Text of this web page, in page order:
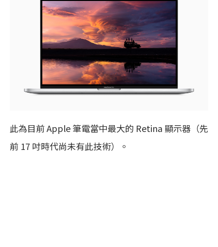
此為目前 Apple 筆電當中最大的 Retina 顯示器（先
前 17 吋時代尚未有此技術）。